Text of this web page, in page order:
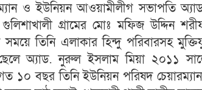
ও ইউনিয়ন আওয়ামীলীগ সভাপতি
গ্রামের মোঃ মফিজ উদ্দিন
তিনি এলাকার হিন্দু পরিবারসহ
অ্যাড. নুরুল ইসলাম মিয়া ২০১১
গত ১০ বছর তিনি ইউনিয়ন পরিষদ